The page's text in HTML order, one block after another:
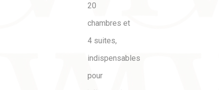
20
chambres et
4 suites,
indispensables
pour